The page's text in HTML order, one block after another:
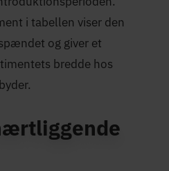
i tabellen viser den
og giver et
bredde hos